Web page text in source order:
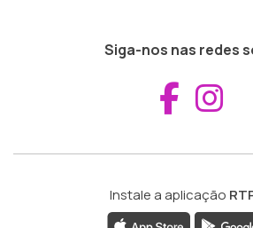
Siga-nos nas redes
Instale a aplicação